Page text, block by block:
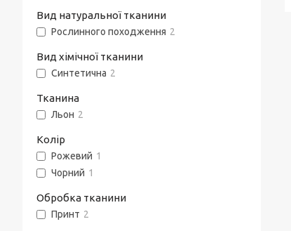
Вид натуральної тканини
Рослинного походження 2
Вид хімічної тканини
Синтетична 2
Тканина
Льон 2
Колір
Рожевий 1
Чорний 1
Обробка тканини
Принт 2